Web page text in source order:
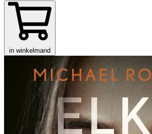
in winkelmand